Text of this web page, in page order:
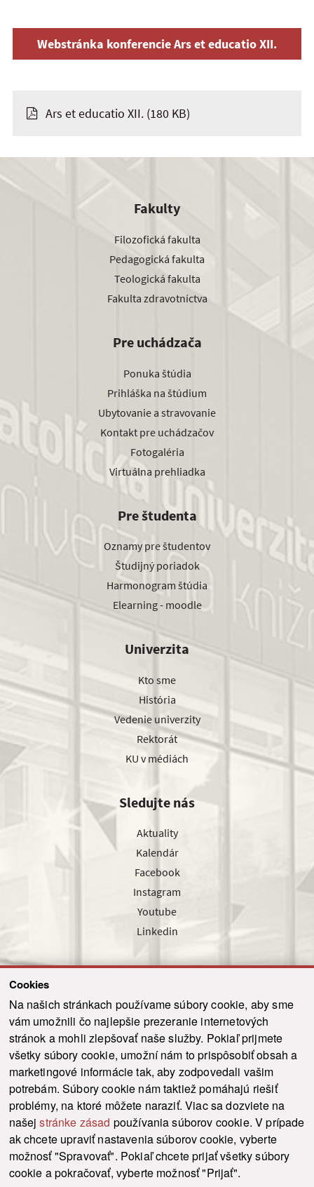
Cookies
Na našich stránkach používame súbory cookie, aby sme
vám umožnili čo najlepšie prezeranie internetových
stránok a mohli zlepšovať naše služby. Pokiaľ prijmete
všetky súbory cookie, umožní nám to prispôsobiť obsah a
marketingové informácie tak, aby zodpovedali vašim
potrebám. Súbory cookie nám taktiež pomáhajú riešiť
problémy, na ktoré môžete naraziť. Viac sa dozviete na
našejstránke zásad používania súborov cookie. V prípade
ak chcete upraviť nastavenia súborov cookie, vyberte
možnosť "Spravovať". Pokiaľ chcete prijať všetky súbory
cookie a pokračovať, vyberte možnosť "Prijať".
Webstránka konferencie Ars et educatio XII.
Ars et educatio XII. (180 KB)
Fakulty
Filozofická fakulta
Pedagogická fakulta
Teologická fakulta
Fakulta zdravotníctva
Pre uchádzača
Ponuka štúdia
Prihláška na štúdium
Ubytovanie a stravovanie
Kontakt pre uchádzačov
Fotogaléria
Virtuálna prehliadka
Pre študenta
Oznamy pre študentov
Študijný poriadok
Harmonogram štúdia
Elearning - moodle
Univerzita
Kto sme
História
Vedenie univerzity
Rektorát
KU v médiách
Sledujte nás
Aktuality
Kalendár
Facebook
Instagram
Youtube
Linkedin
Odoslať
© 2021-2026 ku.sk. Všetky práva vyhradené. | Ochrana osobných údajov
Vyhlásenie o prístupnosti |
Admin
This site is protected by reCAPTCHA and the Google Privacy Policy and Terms of
Service
apply.